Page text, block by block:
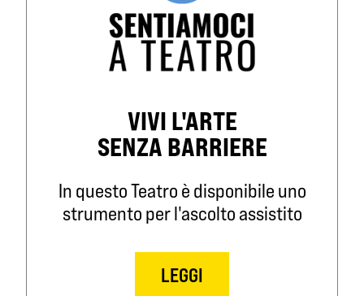
VIVI L'ARTE
SENZA BARRIERE
In questo Teatro è disponibile uno
strumento per l'ascolto assistito
LEGGI